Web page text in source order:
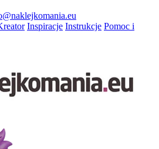
Inspiracje Instrukcje Pomoc i